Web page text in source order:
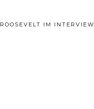
ROOSEVELT IM INTERVIEW